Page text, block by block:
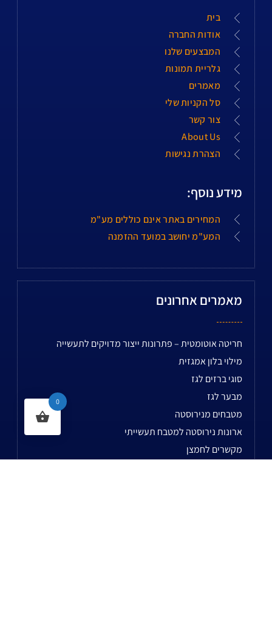
בית
אודות החברה
המבצעים שלנו
גלריית תמונות
מאמרים
סל הקניות שלי
צור קשר
About Us
הצהרת נגישות
מידע נוסף:
המחירים באתר אינם כוללים מע"מ
המע"מ יחושב במועד ההזמנה
מאמרים אחרונים
חריטה אוטומטית – פתרונות ייצור מדויקים לתעשייה
מילוי בלון אמגזית
סוגי ברזים לגז
מבער לגז
מטבחים מנירוסטה
ארונות נירוסטה למטבח תעשייתי
מקשרים לחמצן
0